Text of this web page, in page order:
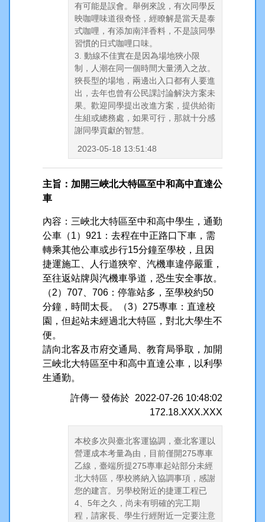
有可能是誤會。舉例來說，有次同學反
映咖哩味道很奇怪，經瞭解是當天是泰
式咖哩，有添加南洋香料，不是該同學
習慣的日式咖哩口味。
3. 動線不佳實在是因為場地狹小限
制，人潮在同一個時間大量湧入之故。
狹長型的場地，兩邊出入口都有人要進
出，去年也曾有公民課討論解決方案未
果。歡迎同學提出改進方案，提供給衛
生組或總務處，如果可行，那就十分感
謝同學貢獻的智慧。
2023-05-18 13:51:48
主旨：加開三峽北大特區至中和高中直達公
車
內容：三峽北大特區至中和高中學生，通勤
公車（1）921：去程在中正路口下車，需
轉乘其他公車或步行15分鐘至學校，且因
捷運施工、人行道狹窄、汽機車違停嚴重，
至往返站牌與汽機車爭道，恐生安全事故。
（2）707、706：停靠站多，至學校約50
分鐘，時間太長。（3）275專車：直達校
園，但起站未經過北大特區，對北大學生不
便。
請向北客及市府交通局、教育局爭取，加開
三峽北大特區至中和高中直達公車，以利學
生通勤。
許傳一 發佈於 2022-07-26 10:48:02
172.18.XXX.XXX
本校多次與臺北客運協調，臺北客運以
營運成本考量為由，目前僅開275專車
乙線，臺端所提275專車起站部分未經
北大特區，學校將納入協調事項，感謝
您的建言。另學校附近的捷運工程已
4、5年之久，尚未有明確的完工期
程，請家長、學生行經附近一定要注意